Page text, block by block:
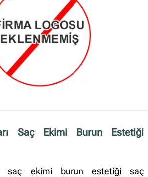
Saç Ekimi Burun Estetiği
saç ekimi burun estetiği saç
grupları
Firmaları
(672)
Firmaları
(388)
Firmaları
(178)